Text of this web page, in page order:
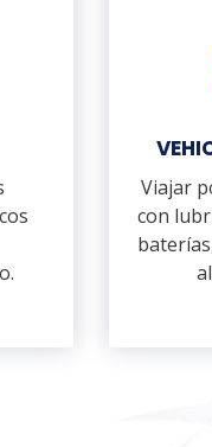
Viajar
con